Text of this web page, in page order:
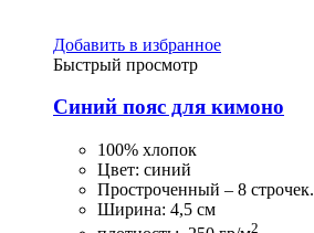
Добавить в избранное
Быстрый просмотр
Синий пояс для кимоно
100% хлопок
Цвет: синий
Простроченный – 8 строчек.
Ширина: 4,5 см
2